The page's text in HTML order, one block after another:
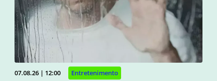
07.08.26 | 12:00 Entretenimento